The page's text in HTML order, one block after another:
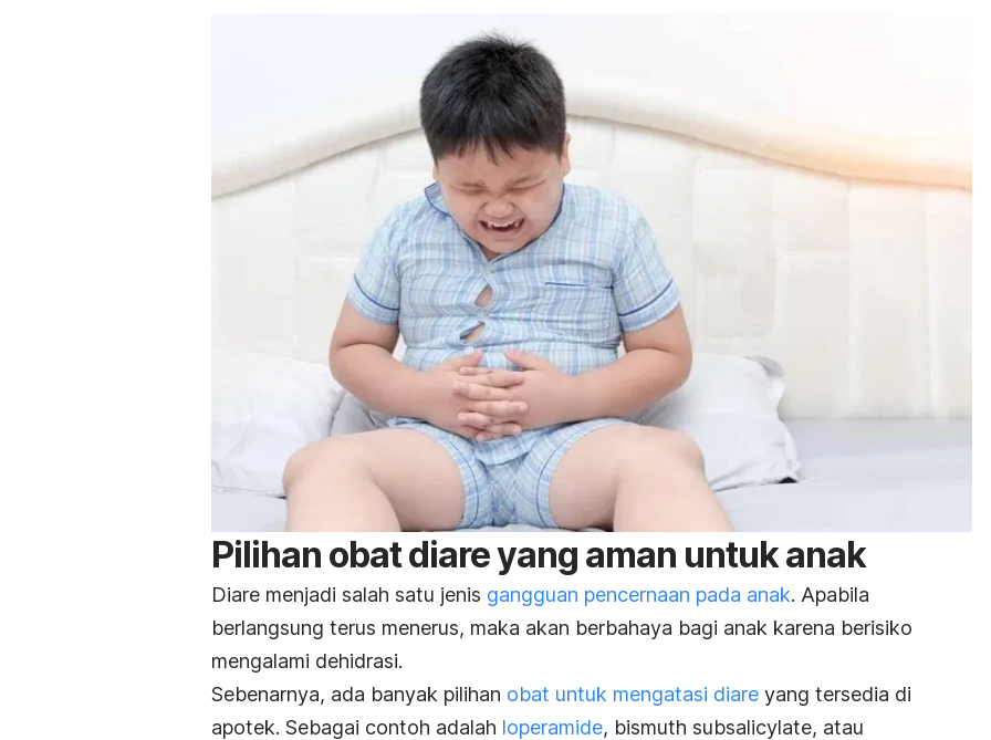
Pilihan obat diare yang aman untuk anak
Diare menjadi salah satu jenis gangguan pencernaan pada anak. Apabila
berlangsung terus menerus, maka akan berbahaya bagi anak karena berisiko
mengalami dehidrasi.
Sebenarnya, ada banyak pilihan obat untuk mengatasi diare yang tersedia di
apotek. Sebagai contoh adalah loperamide, bismuth subsalicylate, atau